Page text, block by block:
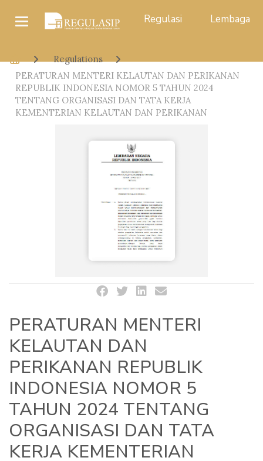
Regulasi Lembaga
Regulations
PERATURAN MENTERI KELAUTAN DAN PERIKANAN
REPUBLIK INDONESIA NOMOR 5 TAHUN 2024
TENTANG ORGANISASI DAN TATA KERJA
KEMENTERIAN KELAUTAN DAN PERIKANAN
PERATURAN MENTERI
KELAUTAN DAN
PERIKANAN REPUBLIK
INDONESIA NOMOR 5
TAHUN 2024 TENTANG
ORGANISASI DAN TATA
KERJA KEMENTERIAN